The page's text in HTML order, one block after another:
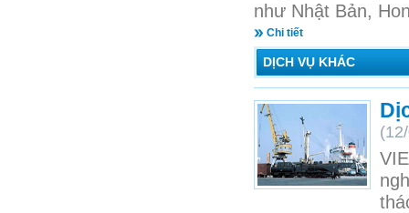
như Nhật Bản,
Chi tiết
DỊCH VỤ KHÁC